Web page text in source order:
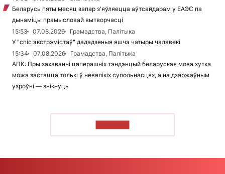
Беларусь пяты месяц запар з'яўляецца аўтсайдарам у ЕАЭС па
дынаміцы прамысловай вытворчасці
15:53
07.08.2026
Грамадства, Палітыка
У "спіс экстрэмістаў" дададзеныя яшчэ чатыры чалавекі
15:34
07.08.2026
Грамадства, Палітыка
АПК: Пры захаванні цяперашніх тэндэнцый беларуская мова хутка
можа застацца толькі ў невялікіх супольнасцях, а на дзяржаўным
узроўні — знікнуць